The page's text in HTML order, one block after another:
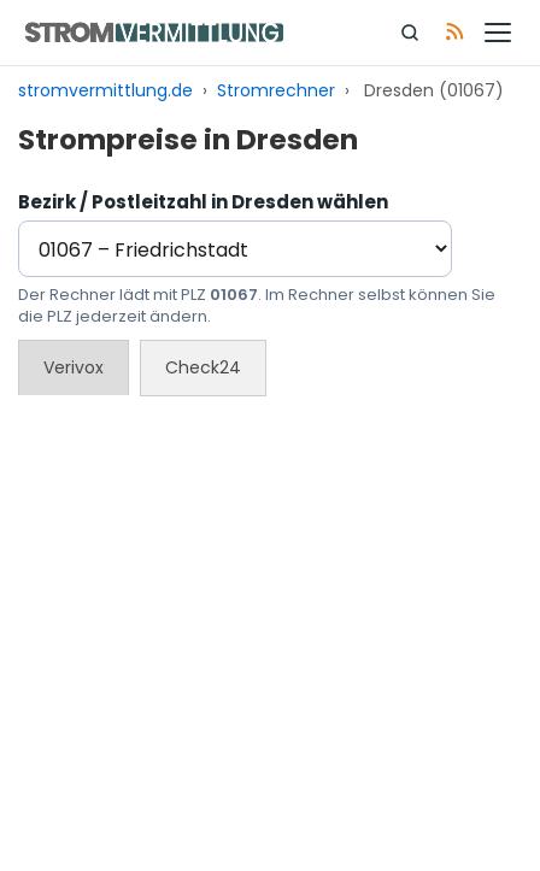
Inhalt
springen
stromvermittlung.de › Stromrechner › Dresden (01067)
Strompreise in Dresden
Bezirk / Postleitzahl in Dresden wählen
Der Rechner lädt mit PLZ 01067. Im Rechner selbst können Sie
die PLZ jederzeit ändern.
Verivox Check24